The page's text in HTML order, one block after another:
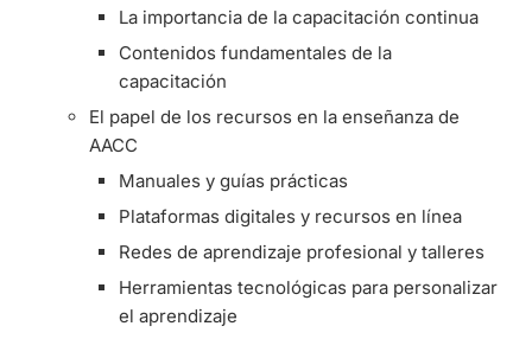
La importancia de la capacitación continua
Contenidos fundamentales de la
capacitación
El papel de los recursos en la enseñanza de
AACC
Manuales y guías prácticas
Plataformas digitales y recursos en línea
Redes de aprendizaje profesional y talleres
Herramientas tecnológicas para personalizar
el aprendizaje